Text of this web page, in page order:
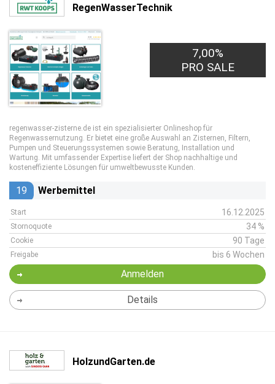
RegenWasserTechnik
7,00%
PRO SALE
regenwasser-zisterne.de ist ein spezialisierter Onlineshop für
Regenwassernutzung. Er bietet eine große Auswahl an Zisternen, Filtern,
Pumpen und Steuerungssystemen sowie Beratung, Installation und
Wartung. Mit umfassender Expertise liefert der Shop nachhaltige und
kosteneffiziente Lösungen für umweltbewusste Kunden.
19 Werbemittel
Start 16.12.2025
Stornoquote 34 %
Cookie 90 Tage
Freigabe bis 6 Wochen
Anmelden
Details
HolzundGarten.de